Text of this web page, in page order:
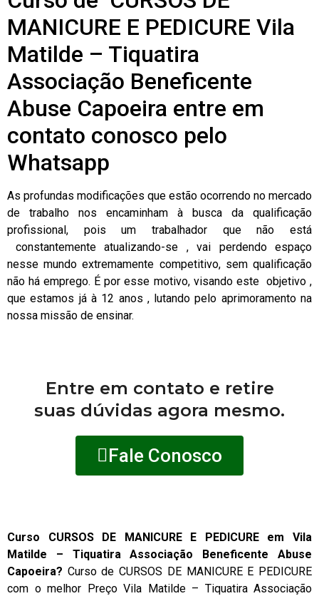
MANICURE E PEDICURE Vila
Matilde – Tiquatira
Associação Beneficente
Abuse Capoeira entre em
contato conosco pelo
Whatsapp
As profundas modificações que estão ocorrendo no mercado
de trabalho nos encaminham à busca da qualificação
profissional, pois um trabalhador que não está
constantemente atualizando-se , vai perdendo espaço
nesse mundo extremamente competitivo, sem qualificação
não há emprego. É por esse motivo, visando este objetivo ,
que estamos já à 12 anos , lutando pelo aprimoramento na
nossa missão de ensinar.
Entre em contato e retire
suas dúvidas agora mesmo.
Fale Conosco
Curso CURSOS DE MANICURE E PEDICURE em Vila
Matilde – Tiquatira Associação Beneficente Abuse
Capoeira? Curso de CURSOS DE MANICURE E PEDICURE
com o melhor Preço Vila Matilde – Tiquatira Associação